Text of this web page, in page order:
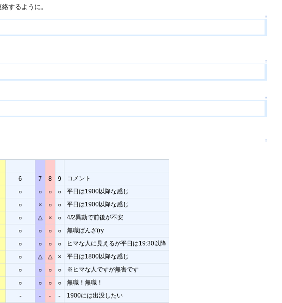
するように。
↑
↑
↑
↑
6 7 8 9
コメント
○ ○ ○ ○
平日は1900以降な感じ
○ × ○ ○
平日は1900以降な感じ
○ △ × ○
4/2異動で前後が不安
○ ○ ○ ○ 無職ばんざ(ry
○ ○ ○ ○
ヒマな人に見えるが平日は19:30以降
○ △ △ ×
平日は1800以降な感じ
○ ○ ○ ○
※ヒマな人ですが無害です
○ ○ ○ ○
無職！無職！
- - - - 1900には出没したい